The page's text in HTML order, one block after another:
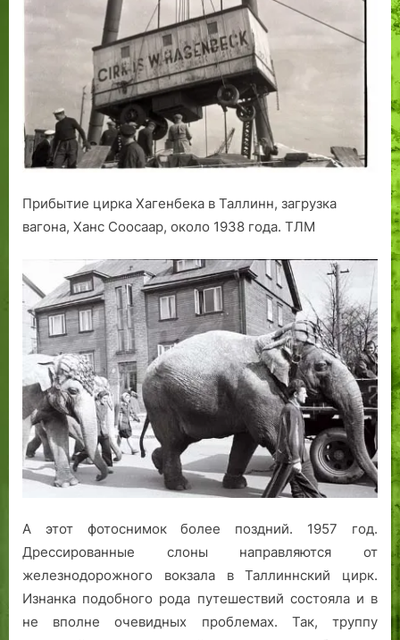
Прибытие цирка Хагенбека в Таллинн, загрузка
вагона, Ханс Соосаар, около 1938 года. ТЛМ
А этот фотоснимок более поздний. 1957 год.
Дрессированные слоны направляются от
железнодорожного вокзала в Таллиннский цирк.
Изнанка подобного рода путешествий состояла и в
не вполне очевидных проблемах. Так, труппу